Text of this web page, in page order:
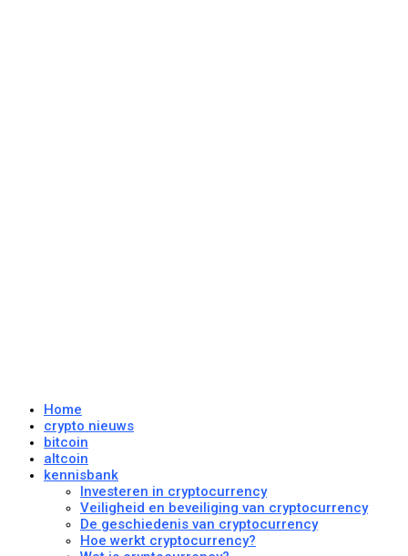
Home
crypto nieuws
bitcoin
altcoin
kennisbank
Investeren in cryptocurrency
Veiligheid en beveiliging van cryptocurrency
De geschiedenis van cryptocurrency
Hoe werkt cryptocurrency?